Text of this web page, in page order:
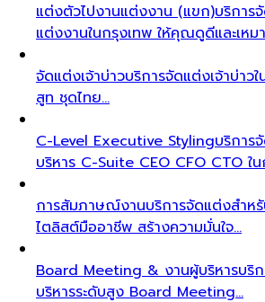
แต่งตัวไปงานแต่งงาน (แขก)บริการ
แต่งงานในกรุงเทพ ให้คุณดูดีและเหม
จัดแต่งเจ้าบ่าวบริการจัดแต่งเจ้าบ่าว
สูท ชุดไทย…
C-Level Executive Stylingบริการ
บริหาร C-Suite CEO CFO CTO ใ
การสัมภาษณ์งานบริการจัดแต่งสำ
ไตลิสต์มืออาชีพ สร้างความมั่นใจ…
Board Meeting & งานผู้บริหารบริ
บริหารระดับสูง Board Meeting…